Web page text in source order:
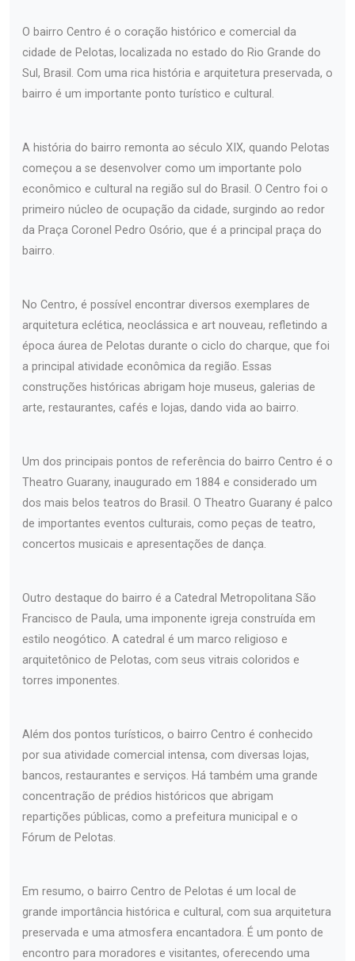
O bairro Centro é o coração histórico e comercial da
cidade de Pelotas, localizada no estado do Rio Grande do
Sul, Brasil. Com uma rica história e arquitetura preservada, o
bairro é um importante ponto turístico e cultural.
A história do bairro remonta ao século XIX, quando Pelotas
começou a se desenvolver como um importante polo
econômico e cultural na região sul do Brasil. O Centro foi o
primeiro núcleo de ocupação da cidade, surgindo ao redor
da Praça Coronel Pedro Osório, que é a principal praça do
bairro.
No Centro, é possível encontrar diversos exemplares de
arquitetura eclética, neoclássica e art nouveau, refletindo a
época áurea de Pelotas durante o ciclo do charque, que foi
a principal atividade econômica da região. Essas
construções históricas abrigam hoje museus, galerias de
arte, restaurantes, cafés e lojas, dando vida ao bairro.
Um dos principais pontos de referência do bairro Centro é o
Theatro Guarany, inaugurado em 1884 e considerado um
dos mais belos teatros do Brasil. O Theatro Guarany é palco
de importantes eventos culturais, como peças de teatro,
concertos musicais e apresentações de dança.
Outro destaque do bairro é a Catedral Metropolitana São
Francisco de Paula, uma imponente igreja construída em
estilo neogótico. A catedral é um marco religioso e
arquitetônico de Pelotas, com seus vitrais coloridos e
torres imponentes.
Além dos pontos turísticos, o bairro Centro é conhecido
por sua atividade comercial intensa, com diversas lojas,
bancos, restaurantes e serviços. Há também uma grande
concentração de prédios históricos que abrigam
repartições públicas, como a prefeitura municipal e o
Fórum de Pelotas.
Em resumo, o bairro Centro de Pelotas é um local de
grande importância histórica e cultural, com sua arquitetura
preservada e uma atmosfera encantadora. É um ponto de
encontro para moradores e visitantes, oferecendo uma